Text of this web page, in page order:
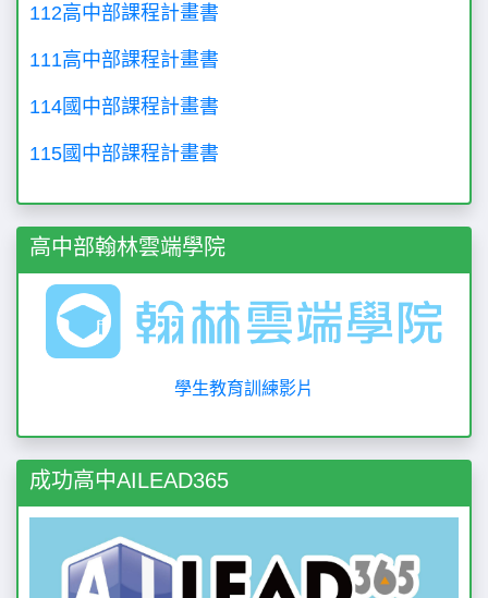
112高中部課程計畫書
111高中部課程計畫書
114國中部課程計畫書
115國中部課程計畫書
高中部翰林雲端學院
學生教育訓練影片
成功高中AILEAD365